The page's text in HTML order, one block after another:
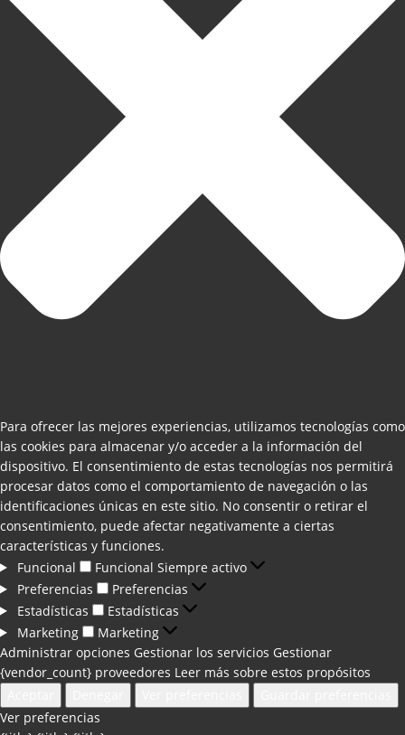
Para ofrecer las mejores experiencias, utilizamos tecnologías como
las cookies para almacenar y/o acceder a la información del
dispositivo. El consentimiento de estas tecnologías nos permitirá
procesar datos como el comportamiento de navegación o las
identificaciones únicas en este sitio. No consentir o retirar el
consentimiento, puede afectar negativamente a ciertas
características y funciones.
Funcional
Funcional Siempre activo
Preferencias
Preferencias
Estadísticas
Estadísticas
Marketing
Marketing
Administrar opciones Gestionar los servicios Gestionar
{vendor_count} proveedores Leer más sobre estos propósitos
Ver preferencias